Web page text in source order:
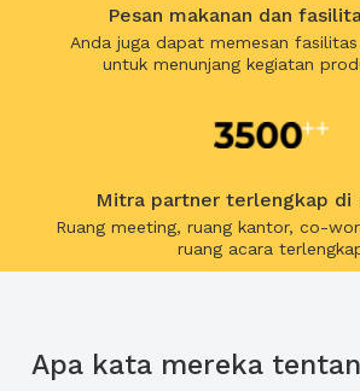
Pesan makanan dan
Anda juga dapat memesan
untuk menunjang kegiatan
Mitra partner terlengkap di
Ruang meeting, ruang kantor, co-
ruang acara
Apa kata mereka